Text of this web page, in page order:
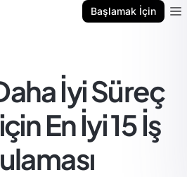
Başlamak İçin
İyi Süreç
En İyi 15 İş